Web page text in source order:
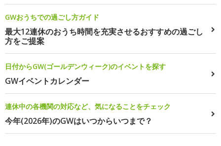
GWおうちでの過ごし方ガイド
最大12連休のおうち時間を充実させるおすすめの過ごし
方をご提案
日付からGW(ゴールデンウィーク)のイベントを探す
GWイベントカレンダー
連休中の各機関の対応など、気になることをチェック
今年(2026年)のGWはいつからいつまで？